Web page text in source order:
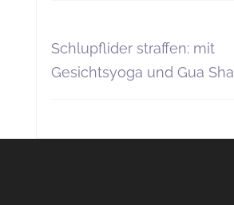
Schlupflider straffen: mit
Gesichtsyoga und Gua Sha